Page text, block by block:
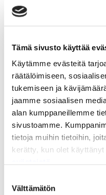
Tämä sivusto käyttää
Käytämme evästeitä
räätälöimiseen,
tukemiseen ja
jaamme sosiaalisen
alan kumppaneillemme
sivustoamme.
tietoja muihin tietoihin,
kerätty, kun olet
valinta
Välttämätön
Aurauskulmien
Oikein säädetyt
käyttöikää ja auton
tarkastus ja säätö onkin
huolloista.
Säädämme
jo tänään!
Huolehdi autosi
usein. Nyt saat meiltä